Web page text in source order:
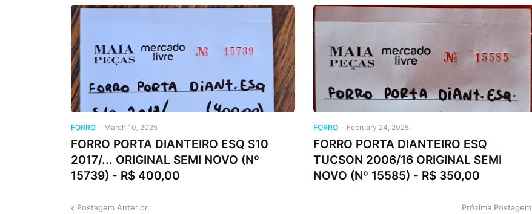
FORRO - March 10, 2025
FORRO PORTA DIANTEIRO ESQ S10
2017/... ORIGINAL SEMI NOVO (Nº
15739) - R$ 400,00
FORRO - February 24, 2025
FORRO PORTA DIANTEIRO ESQ
TUCSON 2006/16 ORIGINAL SEMI
NOVO (Nº 15585) - R$ 350,00
Postagem Anterior Próxima Postagem